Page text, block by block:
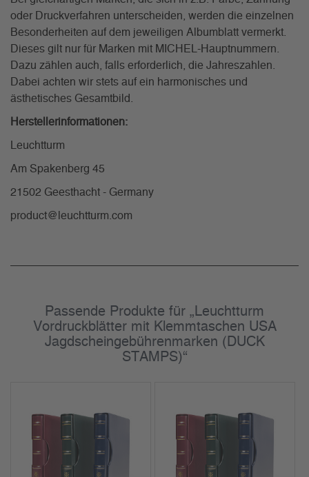
oder Druckverfahren unterscheiden, werden die einzelnen
Besonderheiten auf dem jeweiligen Albumblatt vermerkt.
Dieses gilt nur für Marken mit MICHEL-Hauptnummern.
Dazu zählen auch, falls erforderlich, die Jahreszahlen.
Dabei achten wir stets auf ein harmonisches und
ästhetisches Gesamtbild.
Herstellerinformationen:
Leuchtturm
Am Spakenberg 45
21502 Geesthacht - Germany
product@leuchtturm.com
Passende Produkte für „Leuchtturm
Vordruckblätter mit Klemmtaschen USA
Jagdscheingebührenmarken (DUCK
STAMPS)“